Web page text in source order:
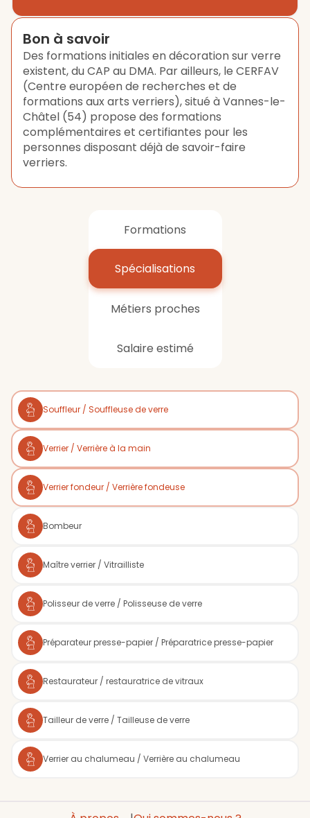
Bon à savoir
Des formations initiales en décoration sur verre
existent, du CAP au DMA. Par ailleurs, le CERFAV
(Centre européen de recherches et de
formations aux arts verriers), situé à Vannes-le-
Châtel (54) propose des formations
complémentaires et certifiantes pour les
personnes disposant déjà de savoir-faire
verriers.
Formations
Spécialisations
Métiers proches
Salaire estimé
Souffleur / Souffleuse de verre
Verrier / Verrière à la main
Verrier fondeur / Verrière fondeuse
Bombeur
Maître verrier / Vitrailliste
Polisseur de verre / Polisseuse de verre
Préparateur presse-papier / Préparatrice presse-papier
Restaurateur / restauratrice de vitraux
Tailleur de verre / Tailleuse de verre
Verrier au chalumeau / Verrière au chalumeau